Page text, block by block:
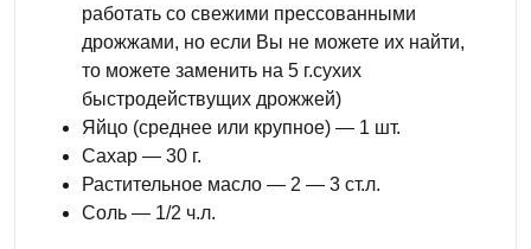
работать со свежими прессованными
дрожжами, но если Вы не можете их найти,
то можете заменить на 5 г.сухих
быстродействущих дрожжей)
Яйцо (среднее или крупное) — 1 шт.
Сахар — 30 г.
Растительное масло — 2 — 3 ст.л.
Соль — 1/2 ч.л.